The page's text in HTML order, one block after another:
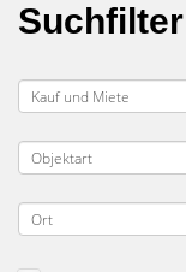
Suchfilter